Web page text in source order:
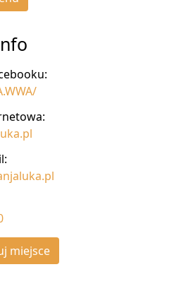
miejsce